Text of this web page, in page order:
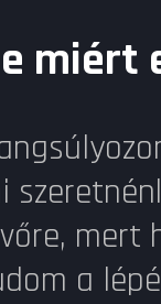
miért
mert
a